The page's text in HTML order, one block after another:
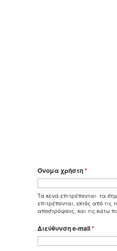
Όνομα χρήστη*
Τα κενά επιτρέπονται· τα
επιτρέπονται, εκτός από τις
αποστρόφους, και τις κάτω
Διεύθυνση e-mail*